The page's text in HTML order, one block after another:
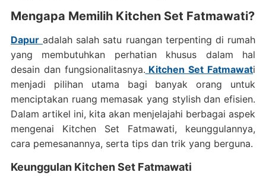
Mengapa Memilih Kitchen Set Fatmawati?
Dapur adalah salah satu ruangan terpenting di rumah
yang membutuhkan perhatian khusus dalam hal
desain dan fungsionalitasnya. Kitchen Set Fatmawati
menjadi pilihan utama bagi banyak orang untuk
menciptakan ruang memasak yang stylish dan efisien.
Dalam artikel ini, kita akan menjelajahi berbagai aspek
mengenai Kitchen Set Fatmawati, keunggulannya,
cara pemesanannya, serta tips dan trik yang berguna.
Keunggulan Kitchen Set Fatmawati